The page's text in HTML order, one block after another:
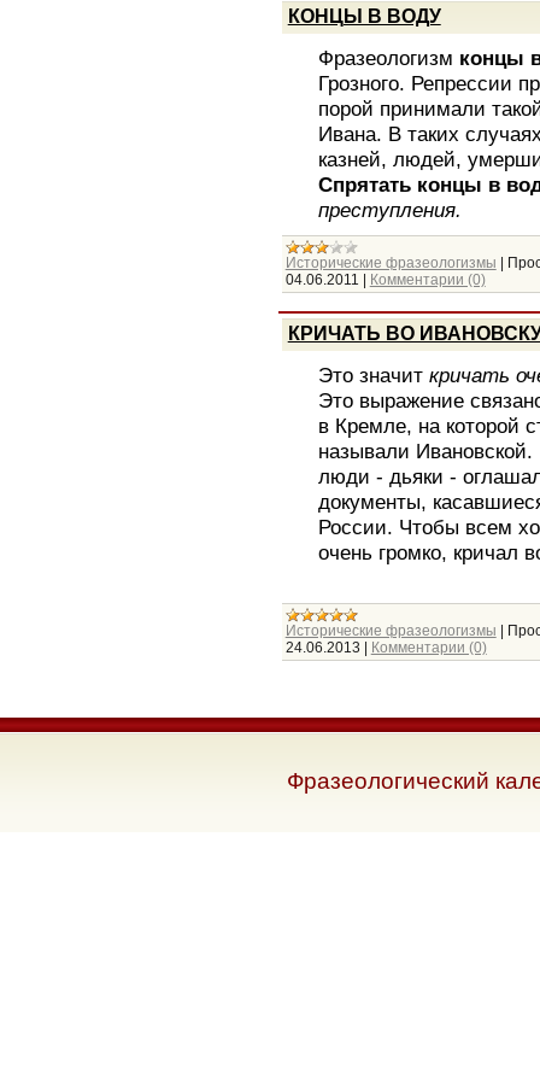
КОНЦЫ В ВОДУ
Фразеологизм концы
Грозного. Репрессии
порой принимали
Ивана. В таких
казней, людей,
Спрятать концы в
преступления.
Исторические фразеологизмы |
04.06.2011 | Комментарии (0)
КРИЧАТЬ ВО
Это значит кричать
Это выражение
в Кремле, на которой
называли
люди - дьяки -
документы,
России. Чтобы всем
очень громко, кричал
Исторические фразеологизмы |
24.06.2013 | Комментарии (0)
Фразеологический